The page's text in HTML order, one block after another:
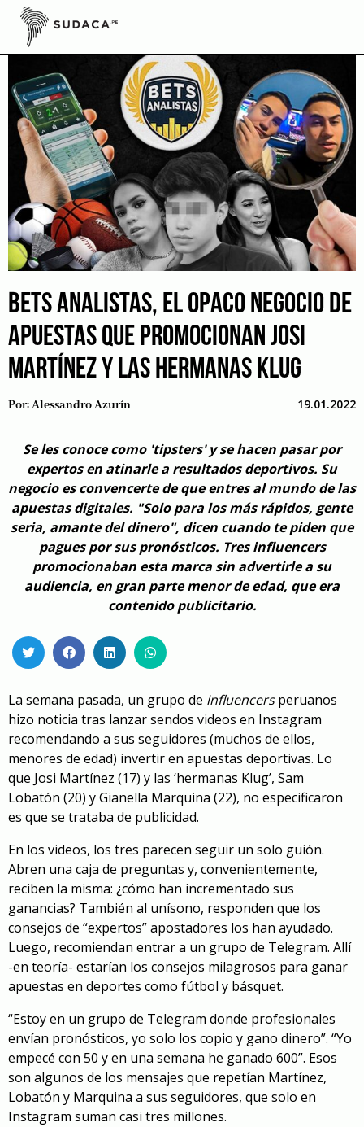
Skip
content
BETS ANALISTAS, EL OPACO NEGOCIO DE
APUESTAS QUE PROMOCIONAN JOSI
MARTÍNEZ Y LAS HERMANAS KLUG
Por:Alessandro Azurín 19.01.2022
Se les conoce como 'tipsters' y se hacen pasar por
expertos en atinarle a resultados deportivos. Su
negocio es convencerte de que entres al mundo de las
apuestas digitales. "Solo para los más rápidos, gente
seria, amante del dinero", dicen cuando te piden que
pagues por sus pronósticos. Tres influencers
promocionaban esta marca sin advertirle a su
audiencia, en gran parte menor de edad, que era
contenido publicitario.
La semana pasada, un grupo de influencersperuanos
hizo noticia tras lanzar sendos videos en Instagram
recomendando a sus seguidores (muchos de ellos,
menores de edad) invertir en apuestas deportivas. Lo
que Josi Martínez (17) y las ‘hermanas Klug’, Sam
Lobatón (20) y Gianella Marquina (22), no especificaron
es que se trataba de publicidad.
En los videos, los tres parecen seguir un solo guión.
Abren una caja de preguntas y, convenientemente,
reciben la misma: ¿cómo han incrementado sus
ganancias? También al unísono, responden que los
consejos de “expertos” apostadores los han ayudado.
Luego, recomiendan entrar a un grupo de Telegram. Allí
-en teoría- estarían los consejos milagrosos para ganar
apuestas en deportes como fútbol y básquet.
“Estoy en un grupo de Telegram donde profesionales
envían pronósticos, yo solo los copio y gano dinero”. “Yo
empecé con 50 y en una semana he ganado 600”. Esos
son algunos de los mensajes que repetían Martínez,
Lobatón y Marquina a sus seguidores, que solo en
Instagram suman casi tres millones.